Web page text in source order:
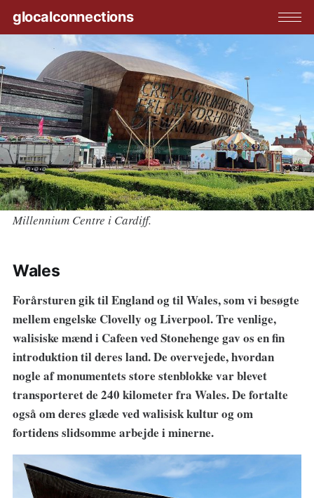
glocalconnections
Millennium Centre i Cardiff.
Wales
Forårsturen gik til England og til Wales, som vi besøgte
mellem engelske Clovelly og Liverpool. Tre venlige,
walisiske mænd i Cafeen ved Stonehenge gav os en fin
introduktion til deres land. De overvejede, hvordan
nogle af monumentets store stenblokke var blevet
transporteret de 240 kilometer fra Wales. De fortalte
også om deres glæde ved walisisk kultur og om
fortidens slidsomme arbejde i minerne.